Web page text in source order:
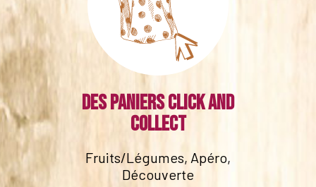
Des paniers click and
collect
Fruits/Légumes, Apéro,
Découverte